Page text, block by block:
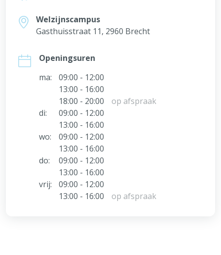
Welzijnscampus
Gasthuisstraat 11, 2960 Brecht
Openingsuren
ma:
09:00 - 12:00
13:00 - 16:00
18:00 - 20:00
op afspraak
di:
09:00 - 12:00
13:00 - 16:00
wo:
09:00 - 12:00
13:00 - 16:00
do:
09:00 - 12:00
13:00 - 16:00
vrij:
09:00 - 12:00
13:00 - 16:00
op afspraak